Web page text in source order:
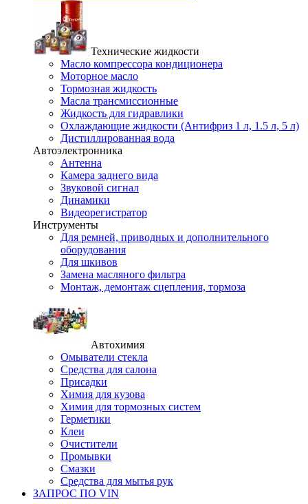
Технические жидкости
Масло компрессора кондиционера
Моторное масло
Тормозная жидкость
Масла трансмиссионные
Жидкость для гидравлики
Охлаждающие жидкости (Антифриз 1 л, 1.5 л, 5 л)
Дистиллированная вода
Автоэлектронника
Антенна
Камера заднего вида
Звуковой сигнал
Динамики
Видеорегистратор
Инструменты
Для ремней, приводных и дополнительного
оборудования
Для шкивов
Замена масляного фильтра
Монтаж, демонтаж сцепления, тормоза
Автохимия
Омыватели стекла
Средства для салона
Присадки
Химия для кузова
Химия для тормозных систем
Герметики
Клеи
Очистители
Промывки
Смазки
Средства для мытья рук
ЗАПРОС ПО VIN